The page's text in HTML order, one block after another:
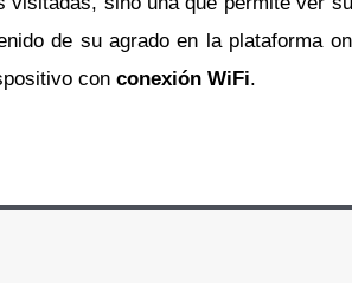
de su agrado en la plataforma
con conexión WiFi.